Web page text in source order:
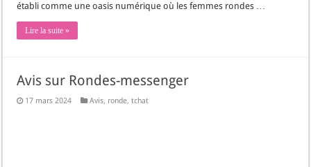
établi comme une oasis numérique où les femmes rondes …
Lire la suite »
Avis sur Rondes-messenger
17 mars 2024 Avis, ronde,tchat